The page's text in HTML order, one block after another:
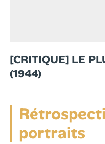
[CRITIQUE] LE
(1944)
portraits